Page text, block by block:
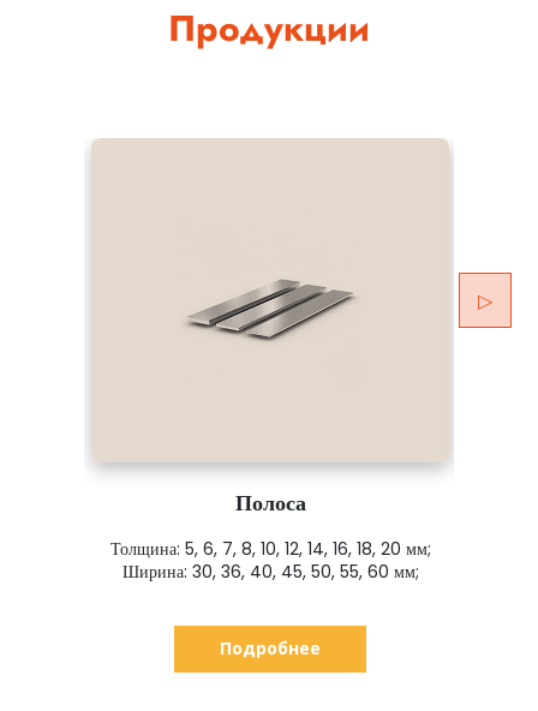
Продукции
Полоса
Толщина: 5, 6, 7, 8, 10, 12, 14, 16, 18, 20 мм;
Ширина: 30, 36, 40, 45, 50, 55, 60 мм;
Подробнее
▷